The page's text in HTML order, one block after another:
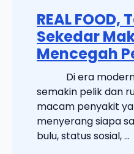
REAL FOOD,
Sekedar
Mencegah
Di era modern
semakin pelik dan
macam penyakit
menyerang siapa
bulu, status sosial, ...